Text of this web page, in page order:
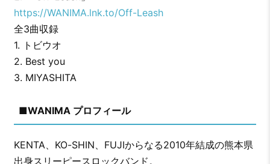
https://WANIMA.lnk.to/Off-Leash
全3曲収録
1. トビウオ
2. Best you
3. MIYASHITA
■WANIMA プロフィール
KENTA、KO-SHIN、FUJIからなる2010年結成の熊本県
出身スリーピースロックバンド。